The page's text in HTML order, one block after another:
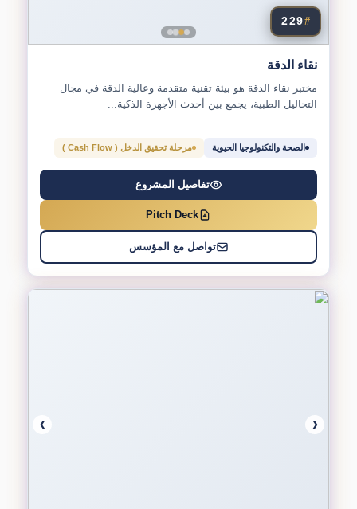
#
229
نقاء الدقة
مختبر نقاء الدقة هو بيئة تقنية متقدمة وعالية الدقة في مجال
التحاليل الطبية، يجمع بين أحدث الأجهزة الذكية...
الصحة والتكنولوجيا الحيوية مرحلة تحقيق الدخل ( Cash Flow )
تفاصيل المشروع
Pitch Deck
تواصل مع المؤسس
❮
❯